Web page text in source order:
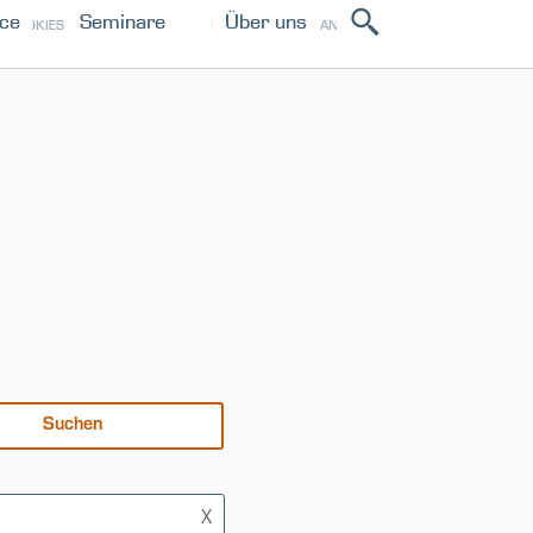
COOKIES IMPRESSUM PRESSE ANMELDEN
Seminare Über uns
X